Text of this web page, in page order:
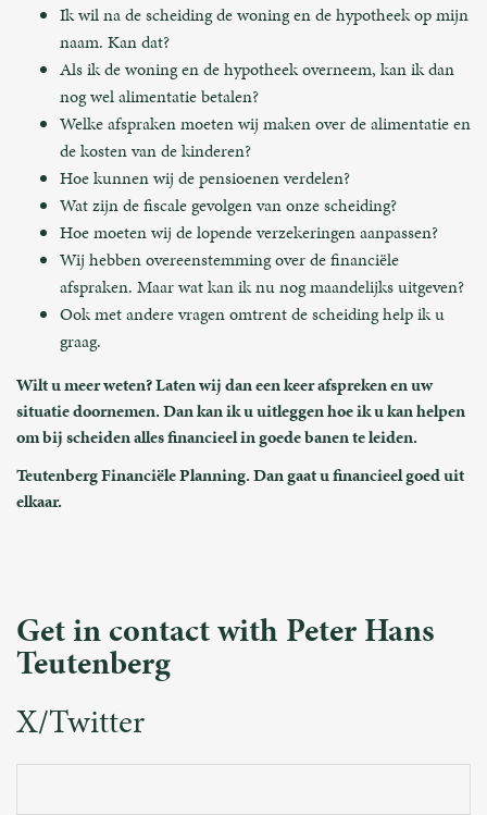
Ik wil na de scheiding de woning en de hypotheek op mijn
naam. Kan dat?
Als ik de woning en de hypotheek overneem, kan ik dan
nog wel alimentatie betalen?
Welke afspraken moeten wij maken over de alimentatie en
de kosten van de kinderen?
Hoe kunnen wij de pensioenen verdelen?
Wat zijn de fiscale gevolgen van onze scheiding?
Hoe moeten wij de lopende verzekeringen aanpassen?
Wij hebben overeenstemming over de financiële
afspraken. Maar wat kan ik nu nog maandelijks uitgeven?
Ook met andere vragen omtrent de scheiding help ik u
graag.
Wilt u meer weten? Laten wij dan een keer afspreken en uw
situatie doornemen. Dan kan ik u uitleggen hoe ik u kan helpen
om bij scheiden alles financieel in goede banen te leiden.
Teutenberg Financiële Planning. Dan gaat u financieel goed uit
elkaar.
Get in contact with Peter Hans
Teutenberg
X/Twitter